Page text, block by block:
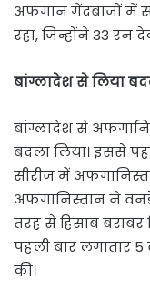
अफगान गेंदबाजों में
रहा, जिन्होंने 33 रन
बांग्लादेश से लिया
बांग्लादेश से
बदला लिया। इससे
सीरीज में
अफगानिस्तान ने
तरह से हिसाब
पहली बार लगातार
की।